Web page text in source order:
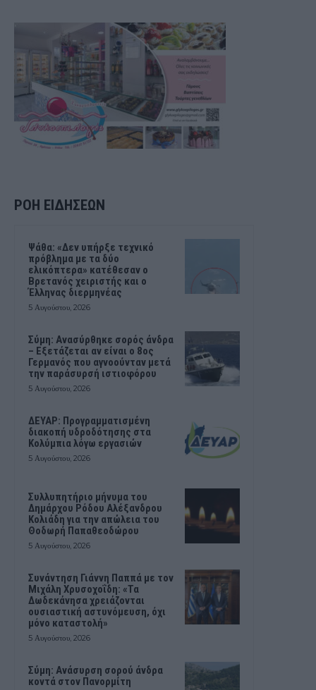
ΡΟΗ ΕΙΔΗΣΕΩΝ
Ψάθα: «Δεν υπήρξε τεχνικό
πρόβλημα με τα δύο
ελικόπτερα» κατέθεσαν ο
Βρετανός χειριστής και ο
Έλληνας διερμηνέας
5 Αυγούστου, 2026
Σύμη: Ανασύρθηκε σορός άνδρα
– Εξετάζεται αν είναι ο 8ος
Γερμανός που αγνοούνταν μετά
την παράσυρσή ιστιοφόρου
5 Αυγούστου, 2026
ΔΕΥΑΡ: Προγραμματισμένη
διακοπή υδροδότησης στα
Κολύμπια λόγω εργασιών
5 Αυγούστου, 2026
Συλλυπητήριο μήνυμα του
Δημάρχου Ρόδου Αλέξανδρου
Κολιάδη για την απώλεια του
Θοδωρή Παπαθεοδώρου
5 Αυγούστου, 2026
Συνάντηση Γιάννη Παππά με τον
Μιχάλη Χρυσοχοΐδη: «Τα
Δωδεκάνησα χρειάζονται
ουσιαστική αστυνόμευση, όχι
μόνο καταστολή»
5 Αυγούστου, 2026
Σύμη: Ανάσυρση σορού άνδρα
κοντά στον Πανορμίτη